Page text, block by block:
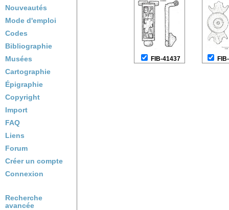
Nouveautés
Mode d'emploi
Codes
Bibliographie
Musées
Cartographie
Épigraphie
Copyright
Import
FAQ
Liens
Forum
Créer un compte
Connexion
Recherche
avancée
FIB-41437